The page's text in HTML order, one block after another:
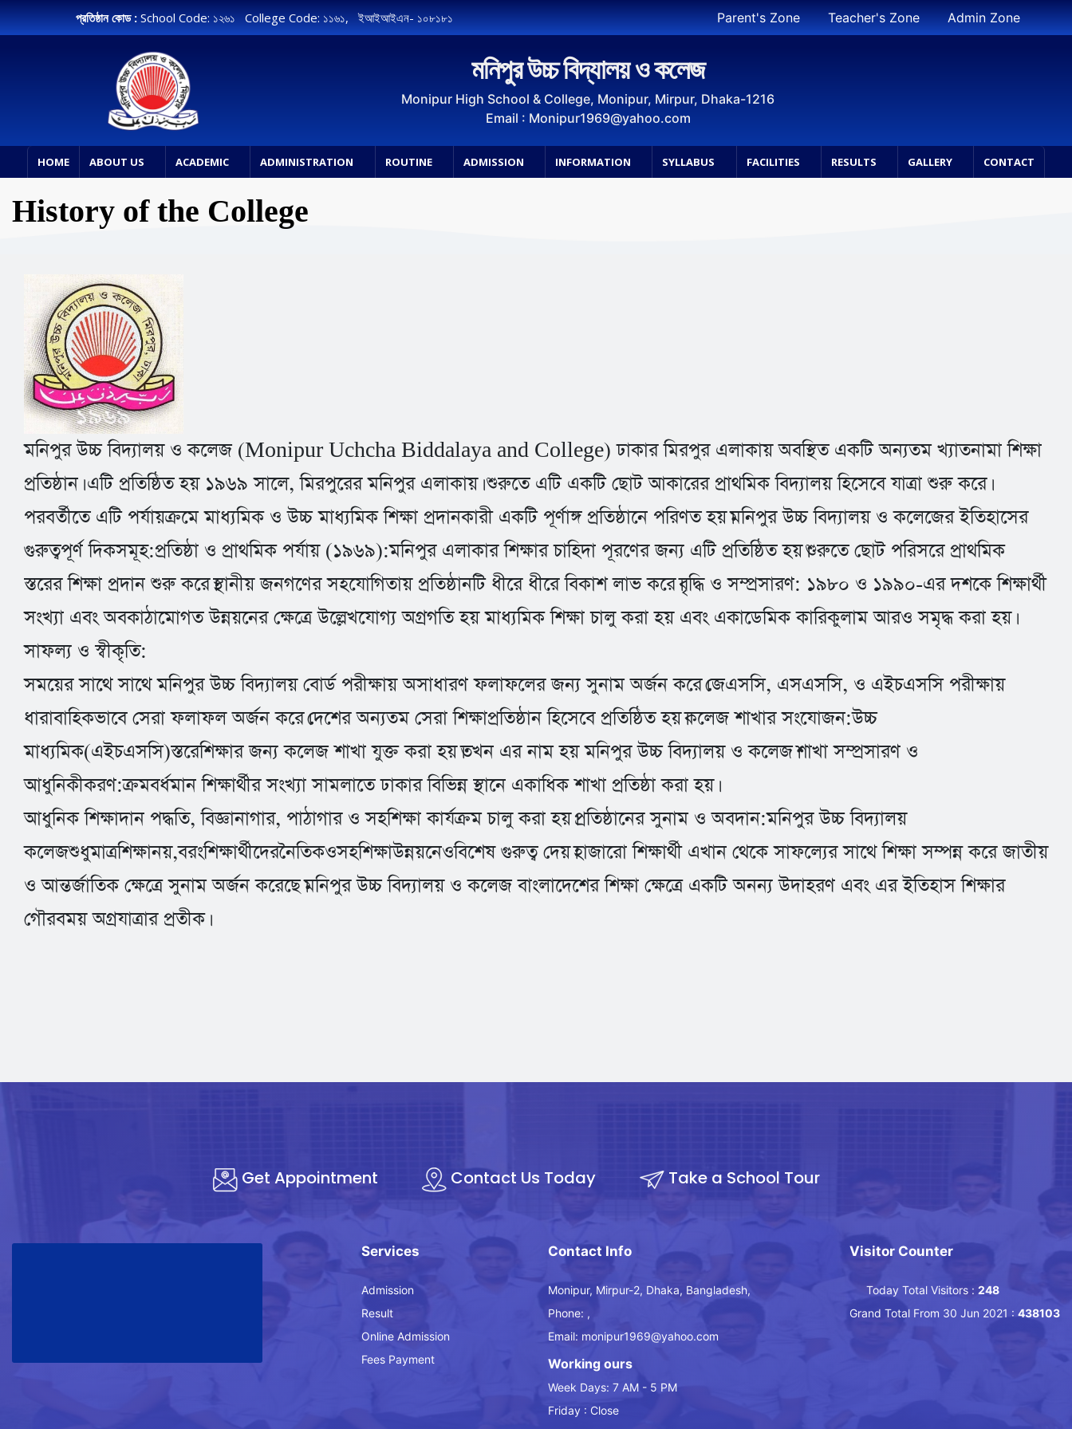
প্রতিষ্ঠান কোড :School Code: ১২৬১ College Code: ১১৬১, ইআইআইএন- ১০৮১৮১ Parent's Zone Teacher's Zone Admin Zone
মনিপুর উচ্চ বিদ্যালয় ও কলেজ
Monipur High School & College, Monipur, Mirpur, Dhaka-1216
Email : Monipur1969@yahoo.com
HOME ABOUT US ACADEMIC ADMINISTRATION ROUTINE ADMISSION INFORMATION SYLLABUS FACILITIES RESULTS GALLERY CONTACT
History of the College
মনিপুর উচ্চ বিদ্যালয় ও কলেজ (Monipur Uchcha Biddalaya and College) ঢাকার মিরপুর এলাকায় অবস্থিত একটি অন্যতম খ্যাতনামা শিক্ষা
প্রতিষ্ঠান। এটি প্রতিষ্ঠিত হয় ১৯৬৯ সালে, মিরপুরের মনিপুর এলাকায়। শুরুতে এটি একটি ছোট আকারের প্রাথমিক বিদ্যালয় হিসেবে যাত্রা শুরু করে।
পরবর্তীতে এটি পর্যায়ক্রমে মাধ্যমিক ও উচ্চ মাধ্যমিক শিক্ষা প্রদানকারী একটি পূর্ণাঙ্গ প্রতিষ্ঠানে পরিণত হয়।মনিপুর উচ্চ বিদ্যালয় ও কলেজের ইতিহাসের
গুরুত্বপূর্ণ দিকসমূহ:প্রতিষ্ঠা ও প্রাথমিক পর্যায় (১৯৬৯):মনিপুর এলাকার শিক্ষার চাহিদা পূরণের জন্য এটি প্রতিষ্ঠিত হয়।শুরুতে ছোট পরিসরে প্রাথমিক
স্তরের শিক্ষা প্রদান শুরু করে।স্থানীয় জনগণের সহযোগিতায় প্রতিষ্ঠানটি ধীরে ধীরে বিকাশ লাভ করে।বৃদ্ধি ও সম্প্রসারণ: ১৯৮০ ও ১৯৯০-এর দশকে শিক্ষার্থী
সংখ্যা এবং অবকাঠামোগত উন্নয়নের ক্ষেত্রে উল্লেখযোগ্য অগ্রগতি হয় মাধ্যমিক শিক্ষা চালু করা হয় এবং একাডেমিক কারিকুলাম আরও সমৃদ্ধ করা হয়।
সাফল্য ও স্বীকৃতি:
সময়ের সাথে সাথে মনিপুর উচ্চ বিদ্যালয় বোর্ড পরীক্ষায় অসাধারণ ফলাফলের জন্য সুনাম অর্জন করে।জেএসসি, এসএসসি, ও এইচএসসি পরীক্ষায়
ধারাবাহিকভাবে সেরা ফলাফল অর্জন করে।দেশের অন্যতম সেরা শিক্ষাপ্রতিষ্ঠান হিসেবে প্রতিষ্ঠিত হয়।কলেজ শাখার সংযোজন:উচ্চ
মাধ্যমিক(এইচএসসি)স্তরেশিক্ষার জন্য কলেজ শাখা যুক্ত করা হয়।তখন এর নাম হয় মনিপুর উচ্চ বিদ্যালয় ও কলেজ।শাখা সম্প্রসারণ ও
আধুনিকীকরণ:ক্রমবর্ধমান শিক্ষার্থীর সংখ্যা সামলাতে ঢাকার বিভিন্ন স্থানে একাধিক শাখা প্রতিষ্ঠা করা হয়।
আধুনিক শিক্ষাদান পদ্ধতি, বিজ্ঞানাগার, পাঠাগার ও সহশিক্ষা কার্যক্রম চালু করা হয়।প্রতিষ্ঠানের সুনাম ও অবদান:মনিপুর উচ্চ বিদ্যালয়
কলেজশুধুমাত্রশিক্ষানয়,বরংশিক্ষার্থীদেরনৈতিকওসহশিক্ষাউন্নয়নেওবিশেষ গুরুত্ব দেয়।হাজারো শিক্ষার্থী এখান থেকে সাফল্যের সাথে শিক্ষা সম্পন্ন করে জাতীয়
ও আন্তর্জাতিক ক্ষেত্রে সুনাম অর্জন করেছে।মনিপুর উচ্চ বিদ্যালয় ও কলেজ বাংলাদেশের শিক্ষা ক্ষেত্রে একটি অনন্য উদাহরণ এবং এর ইতিহাস শিক্ষার
গৌরবময় অগ্রযাত্রার প্রতীক।
Get Appointment Contact Us Today Take a School Tour
Services
Admission
Result
Online Admission
Fees Payment
Contact Info
Monipur, Mirpur-2, Dhaka, Bangladesh,
Phone: ,
Email: monipur1969@yahoo.com
Working ours
Week Days: 7 AM - 5 PM
Friday : Close
Visitor Counter
Today Total Visitors :248
Grand Total From 30 Jun 2021 : 438103